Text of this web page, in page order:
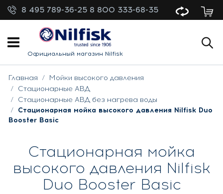
8 495 789-36-25 8 800 333-68-35
Официальный магазин Nilfisk
Главная
Мойки высокого давления
Стационарные АВД
Стационарные АВД без нагрева воды
Стационарная мойка высокого давления Nilfisk Duo
Booster Basic
Стационарная мойка
высокого давления Nilfisk
Duo Booster Basic